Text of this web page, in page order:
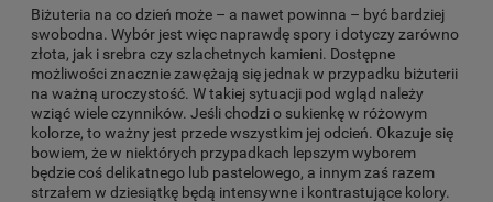
Biżuteria na co dzień może – a nawet powinna – być bardziej
swobodna. Wybór jest więc naprawdę spory i dotyczy zarówno
złota, jak i srebra czy szlachetnych kamieni. Dostępne
możliwości znacznie zawężają się jednak w przypadku biżuterii
na ważną uroczystość. W takiej sytuacji pod wgląd należy
wziąć wiele czynników. Jeśli chodzi o sukienkę w różowym
kolorze, to ważny jest przede wszystkim jej odcień. Okazuje się
bowiem, że w niektórych przypadkach lepszym wyborem
będzie coś delikatnego lub pastelowego, a innym zaś razem
strzałem w dziesiątkę będą intensywne i kontrastujące kolory.